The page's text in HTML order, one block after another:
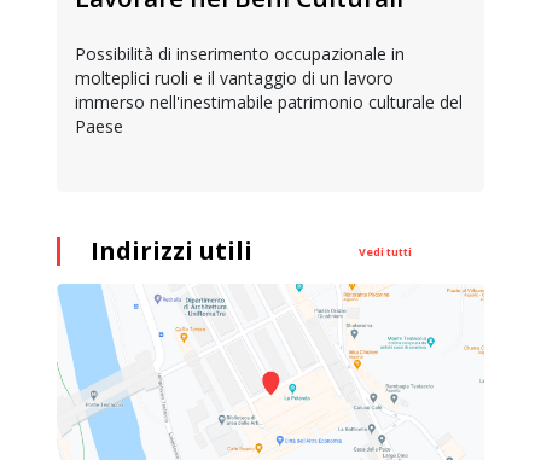
Possibilità di inserimento occupazionale in
molteplici ruoli e il vantaggio di un lavoro
immerso nell'inestimabile patrimonio culturale del
Paese
Indirizzi utili Vedi tutti